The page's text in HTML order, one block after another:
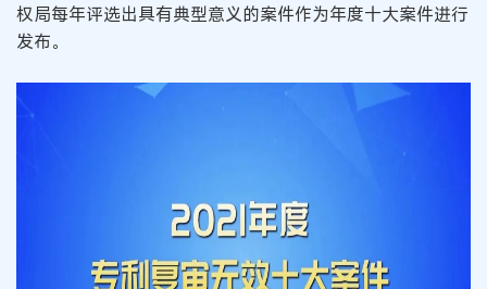
权局每年评选出具有典型意义的案件作为年度十大案件进行
发布。